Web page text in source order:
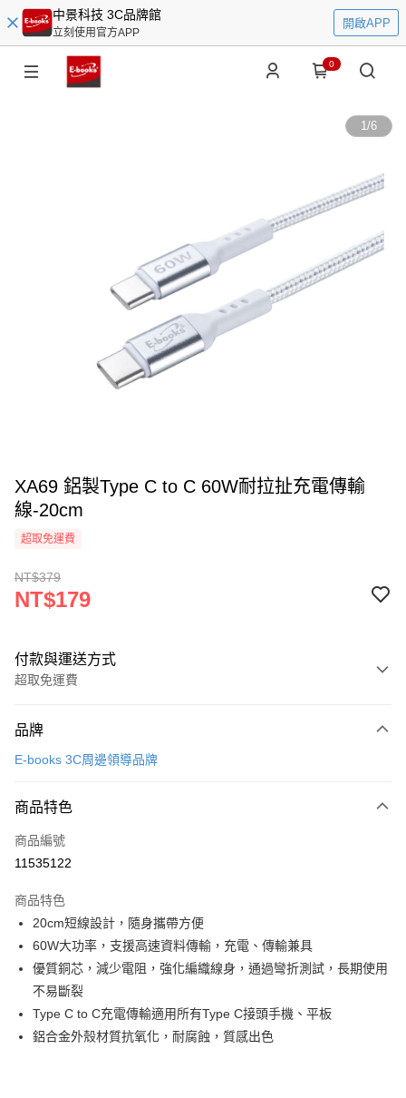
中景科技 3C品牌館
立刻使用官方APP
開啟APP
0
1/6
XA69 鋁製Type C to C 60W耐拉扯充電傳輸
線-20cm
超取免運費
NT$379
NT$179
付款與運送方式
超取免運費
信用卡一次付款
Apple Pay
街口支付
ATM付款
運送方式
付款後全家取貨
免運費
付款後萊爾富取貨
品牌
E-books 3C周邊領導品牌
商品特色
商品編號
11535122
商品特色
20cm短線設計，隨身攜帶方便
60W大功率，支援高速資料傳輸，充電、傳輸兼具
優質銅芯，減少電阻，強化編織線身，通過彎折測試，長期使用
不易斷裂
Type C to C充電傳輸適用所有Type C接頭手機、平板
鋁合金外殼材質抗氧化，耐腐蝕，質感出色